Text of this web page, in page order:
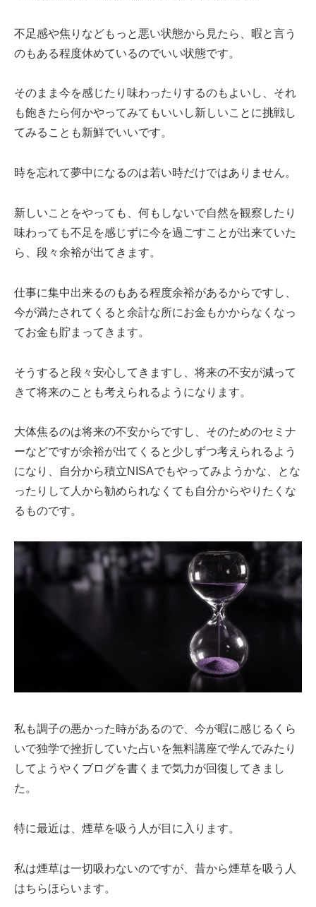
不足感や焦りなどもっと悪い状態から見たら、暇と言う
のもある程度休めているのでいい状態です。
そのまま今を感じたり味わったりするのもよいし、それ
も飽きたら何かやってみてもいいし新しいことに挑戦し
てみることも新鮮でいいです。
時を忘れて夢中になるのは若い時だけではありません。
新しいことをやっても、何もしないで自然を観察したり
味わっても不足を感じずに今を過ごすことが出来ていた
ら、段々余裕が出てきます。
仕事に集中出来るのもある程度余裕があるからですし、
今が満たされてくると余計な所にお金もかからなくなっ
てお金も貯まってきます。
そうすると段々安心してきますし、将来の不安が減って
きて将来のことも考えられるようになります。
大体焦るのは将来の不安からですし、そのためのセミナ
ーなどですが余裕が出てくると少しずつ考えられるよう
になり、自分から積立NISAでもやってみようかな、とな
ったりして人から勧められなくても自分からやりたくな
るものです。
私も調子の悪かった時があるので、今が暇に感じるくら
いで独学で挫折していた占いを無料講座で学んでみたり
してようやくブログを書くまで気力が回復してきまし
た。
特に最近は、煙草を吸う人が目に入ります。
私は煙草は一切吸わないのですが、昔から煙草を吸う人
はちらほらいます。